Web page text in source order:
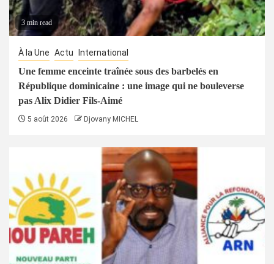
3 min read
À la Une Actu International
Une femme enceinte traînée sous des barbelés en
République dominicaine : une image qui ne bouleverse
pas Alix Didier Fils-Aimé
5 août 2026 Djovany MICHEL